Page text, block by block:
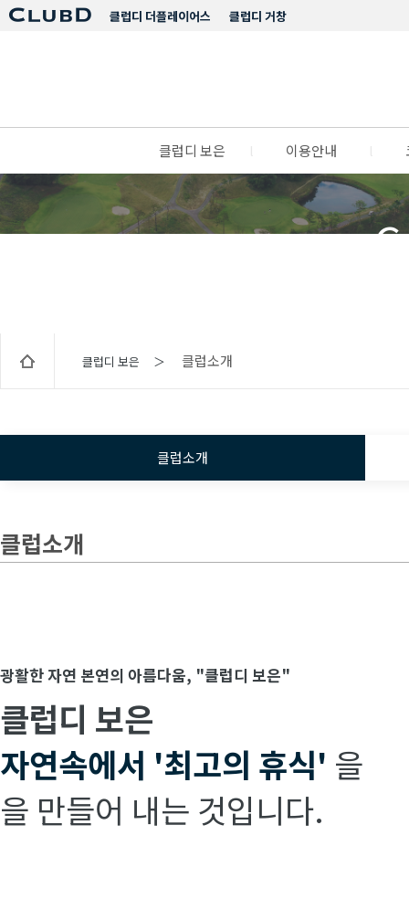
클럽디 거창
클럽디 더플레이어스
클럽디 보은 이용안내
클럽디 보은 ＞ 클럽소개
클럽소개
클럽소개
광활한 자연 본연의 아름다움, "클럽디 보은"
클럽디 보은
자연속에서 '최고의 휴식' 을
을 만들어 내는 것입니다.